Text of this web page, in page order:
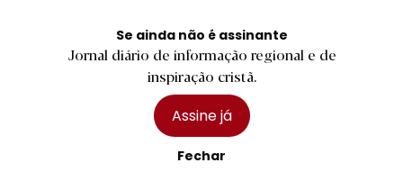
Se ainda não é assinante
Jornal diário de informação regional e de
inspiração cristã.
Assine já
Fechar
Privacidade e Cookies
Declaração de compromisso FSC®
Política de Confidencialidade
2026 Diário do Minho, Lda. © Todos os direitos reservados